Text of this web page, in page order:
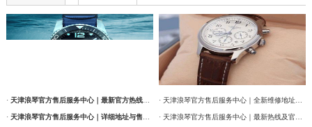
· 天津浪琴官方售后服务中心｜最新官方热线及维修地址权威信息通告（2026年7月最新）
· 天津浪琴官方售后服务中心｜详细地址与售后服务电话权威信息公告（2026年7月最新）